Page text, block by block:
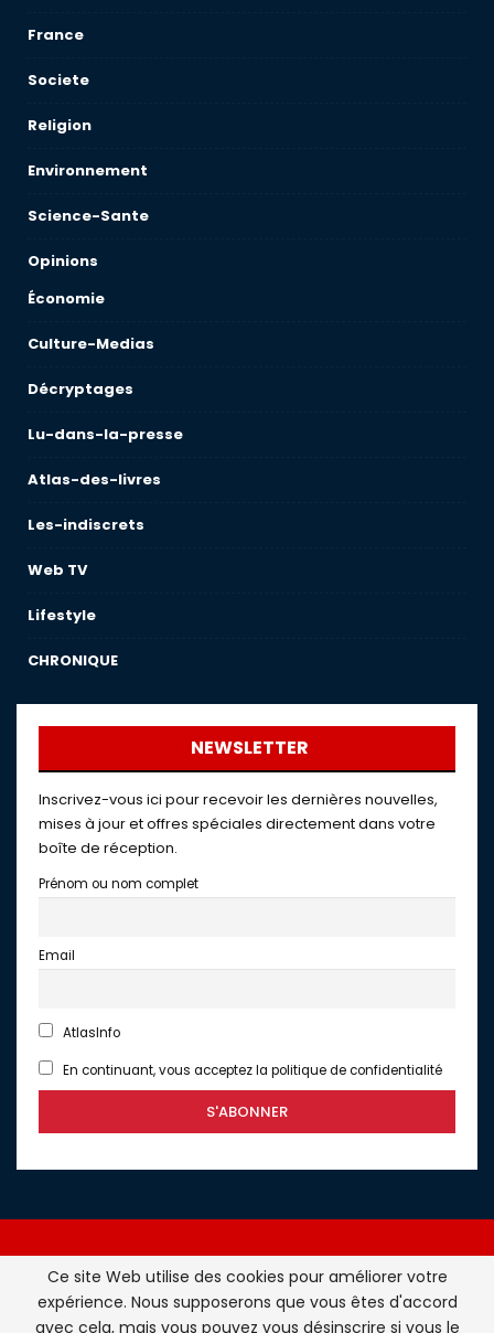
France
Societe
Religion
Environnement
Science-Sante
Opinions
Économie
Culture-Medias
Décryptages
Lu-dans-la-presse
Atlas-des-livres
Les-indiscrets
Web TV
Lifestyle
CHRONIQUE
NEWSLETTER
Inscrivez-vous ici pour recevoir les dernières nouvelles,
mises à jour et offres spéciales directement dans votre
boîte de réception.
Prénom ou nom complet
Email
AtlasInfo
En continuant, vous acceptez la politique de confidentialité
Atlasinfo.fr : l'essentiel de l'actualité de la France et du
Ce site Web utilise des cookies pour améliorer votre
expérience. Nous supposerons que vous êtes d'accord
avec cela, mais vous pouvez vous désinscrire si vous le